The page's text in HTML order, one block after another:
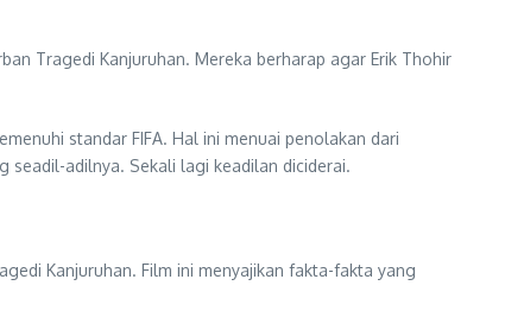
Tragedi Kanjuruhan. Mereka berharap agar Erik Thohir
standar FIFA. Hal ini menuai penolakan dari
seadil-adilnya. Sekali lagi keadilan diciderai.
Kanjuruhan. Film ini menyajikan fakta-fakta yang